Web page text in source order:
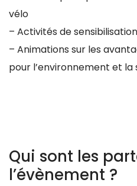
vélo
– Activités de
– Animations sur les
pour l’environnement et la
Qui sont les
l’évènement ?